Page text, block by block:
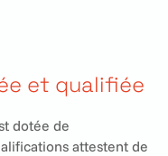
et qualifiée
dotée de
attestent de